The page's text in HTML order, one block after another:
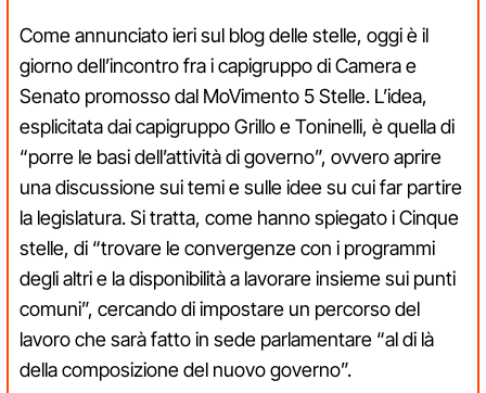
Come annunciato ieri sul blog delle stelle, oggi è il
giorno dell’incontro fra i capigruppo di Camera e
Senato promosso dal MoVimento 5 Stelle. L’idea,
esplicitata dai capigruppo Grillo e Toninelli, è quella di
“porre le basi dell’attività di governo”, ovvero aprire
una discussione sui temi e sulle idee su cui far partire
la legislatura. Si tratta, come hanno spiegato i Cinque
stelle, di “trovare le convergenze con i programmi
degli altri e la disponibilità a lavorare insieme sui punti
comuni”, cercando di impostare un percorso del
lavoro che sarà fatto in sede parlamentare “al di là
della composizione del nuovo governo”.